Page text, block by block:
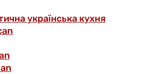
українська кухня